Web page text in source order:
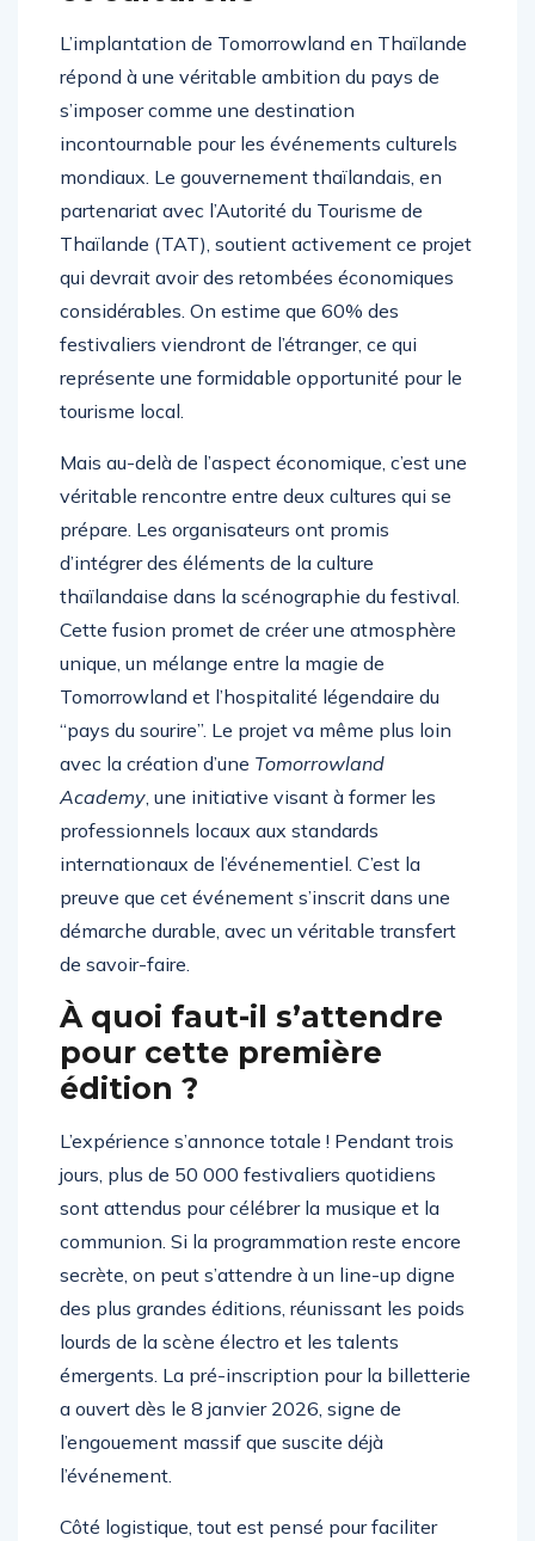
L’implantation de Tomorrowland en Thaïlande
répond à une véritable ambition du pays de
s’imposer comme une destination
incontournable pour les événements culturels
mondiaux. Le gouvernement thaïlandais, en
partenariat avec l’Autorité du Tourisme de
Thaïlande (TAT), soutient activement ce projet
qui devrait avoir des retombées économiques
considérables. On estime que 60% des
festivaliers viendront de l’étranger, ce qui
représente une formidable opportunité pour le
tourisme local.
Mais au-delà de l’aspect économique, c’est une
véritable rencontre entre deux cultures qui se
prépare. Les organisateurs ont promis
d’intégrer des éléments de la culture
thaïlandaise dans la scénographie du festival.
Cette fusion promet de créer une atmosphère
unique, un mélange entre la magie de
Tomorrowland et l’hospitalité légendaire du
“pays du sourire”. Le projet va même plus loin
avec la création d’une Tomorrowland
Academy, une initiative visant à former les
professionnels locaux aux standards
internationaux de l’événementiel. C’est la
preuve que cet événement s’inscrit dans une
démarche durable, avec un véritable transfert
de savoir-faire.
À quoi faut-il s’attendre
pour cette première
édition ?
L’expérience s’annonce totale ! Pendant trois
jours, plus de 50 000 festivaliers quotidiens
sont attendus pour célébrer la musique et la
communion. Si la programmation reste encore
secrète, on peut s’attendre à un line-up digne
des plus grandes éditions, réunissant les poids
lourds de la scène électro et les talents
émergents. La pré-inscription pour la billetterie
a ouvert dès le 8 janvier 2026, signe de
l’engouement massif que suscite déjà
l’événement.
Côté logistique, tout est pensé pour faciliter